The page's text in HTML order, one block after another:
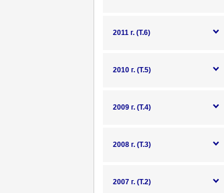
2011 г. (Т.6)
2010 г. (Т.5)
2009 г. (Т.4)
2008 г. (Т.3)
2007 г. (Т.2)